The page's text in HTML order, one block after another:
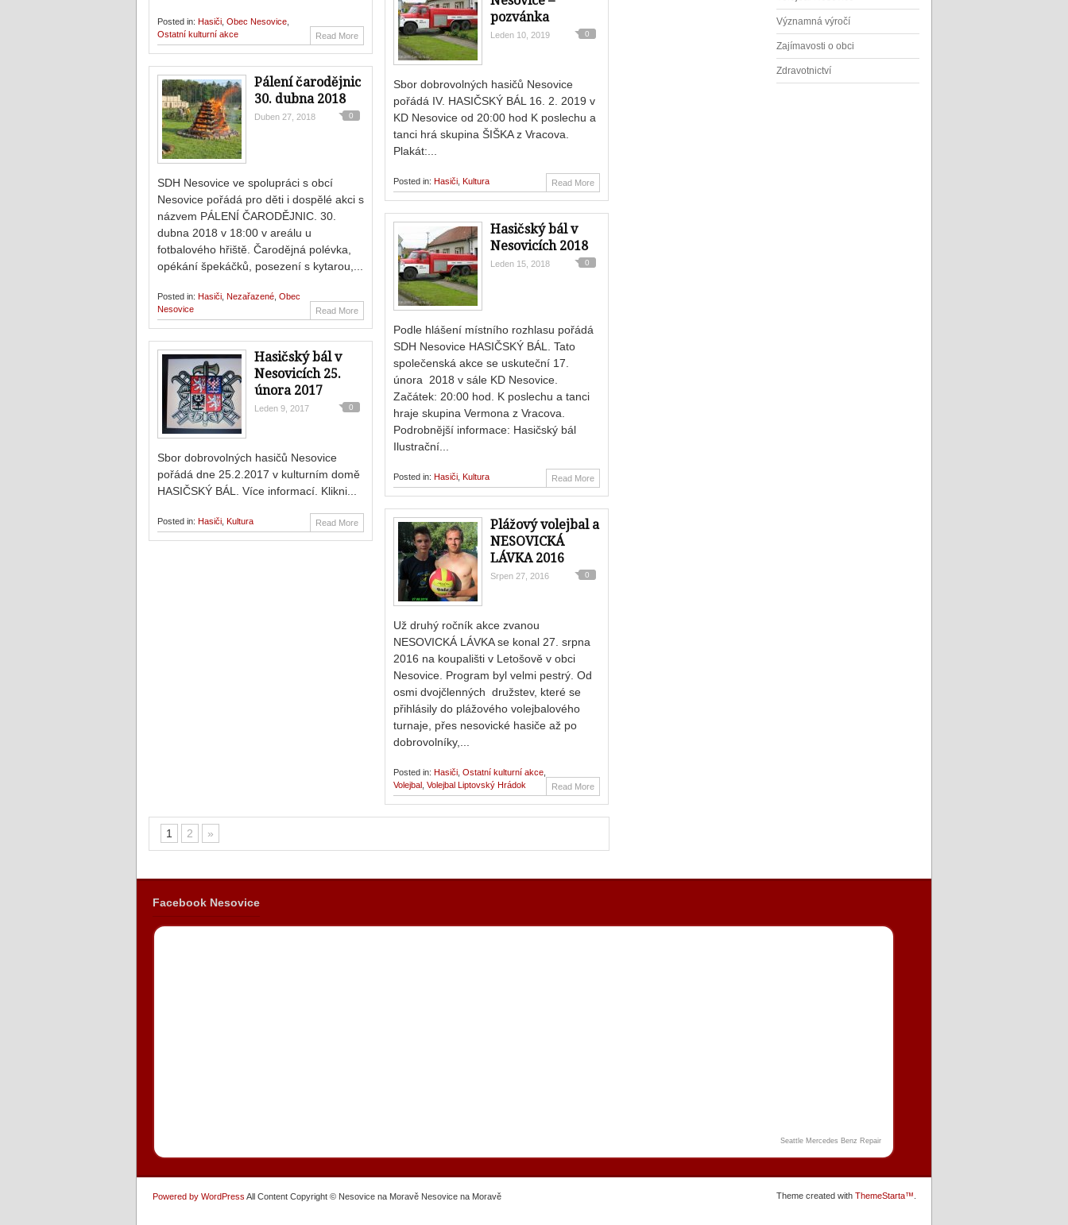
Posted in: Hasiči Obec Nesovice
Ostatní kulturní akce
Read More
pozvánka
Leden 10, 2019 0
Sbor dobrovolných hasičů Nesovice
pořádá IV. HASIČSKÝ BÁL 16. 2. 2019 v
KD Nesovice od 20:00 hod K poslechu a
tanci hrá skupina ŠIŠKA z Vracova.
Plakát:...
Posted in: Hasiči Kultura Read More
Pálení čarodějnic
30. dubna 2018
Duben 27, 2018 0
SDH Nesovice ve spolupráci s obcí
Nesovice pořádá pro děti i dospělé akci s
názvem PÁLENÍ ČARODĚJNIC. 30.
dubna 2018 v 18:00 v areálu u
fotbalového hřiště. Čarodějná polévka,
opékání špekáčků, posezení s kytarou,...
Posted in: Hasiči Nezařazené Obec
Nesovice
Read More
Hasičský bál v
Nesovicích 2018
Leden 15, 2018 0
Podle hlášení místního rozhlasu pořádá
SDH Nesovice HASIČSKÝ BÁL. Tato
společenská akce se uskuteční 17.
února 2018 v sále KD Nesovice.
Začátek: 20:00 hod. K poslechu a tanci
hraje skupina Vermona z Vracova.
Podrobnější informace: Hasičský bál
Ilustrační...
Posted in: Hasiči Kultura Read More
Hasičský bál v
Nesovicích 25.
února 2017
Leden 9, 2017 0
Sbor dobrovolných hasičů Nesovice
pořádá dne 25.2.2017 v kulturním domě
HASIČSKÝ BÁL. Více informací. Klikni...
Posted in: Hasiči Kultura Read More
Plážový volejbal a
NESOVICKÁ
LÁVKA 2016
Srpen 27, 2016 0
Už druhý ročník akce zvanou
NESOVICKÁ LÁVKA se konal 27. srpna
2016 na koupališti v Letošově v obci
Nesovice. Program byl velmi pestrý. Od
osmi dvojčlenných družstev, které se
přihlásily do plážového volejbalového
turnaje, přes nesovické hasiče až po
dobrovolníky,...
Posted in: Hasiči Ostatní kulturní akce
Volejbal Volejbal Liptovský Hrádok Read More
1 2 »
Významná výročí
Zajímavosti o obci
Zdravotnictví
Facebook Nesovice
Seattle Mercedes Benz Repair
Powered by WordPress All Content Copyright © Nesovice na Moravě Nesovice na Moravě Theme created with ThemeStarta™